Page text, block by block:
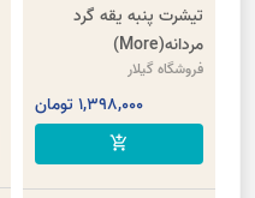
تیشرت پنبه یقه گرد
مردانه(More)
فروشگاه گیلار
1,398,000 تومان
add_shopping_cart